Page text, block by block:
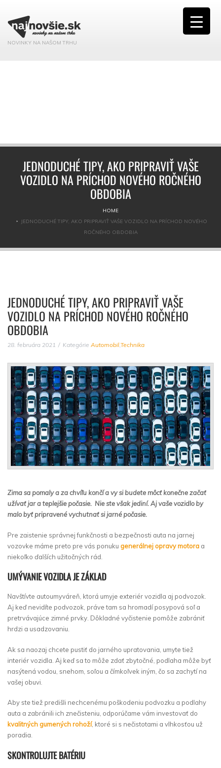
NOVINKY NA NAŠOM TRHU
JEDNODUCHÉ TIPY, AKO PRIPRAVIŤ VAŠE
VOZIDLO NA PRÍCHOD NOVÉHO ROČNÉHO
OBDOBIA
HOME
JEDNODUCHÉ TIPY, AKO PRIPRAVIŤ VAŠE VOZIDLO NA PRÍCHOD NOVÉHO
ROČNÉHO OBDOBIA
JEDNODUCHÉ TIPY, AKO PRIPRAVIŤ VAŠE
VOZIDLO NA PRÍCHOD NOVÉHO ROČNÉHO
OBDOBIA
28. februára 2021 Kategórie Automobil,Technika
Zima sa pomaly a za chvíľu končí a vy si budete môcť konečne začať
užívať jar a teplejšie počasie. Nie ste však jediní. Aj vaše vozidlo by
malo byť pripravené vychutnať si jarné počasie.
Pre zaistenie správnej funkčnosti a bezpečnosti auta na jarnej
vozovke máme preto pre vás ponuku generálnej opravy motora a
niekoľko ďalších užitočných rád.
UMÝVANIE VOZIDLA JE ZÁKLAD
Navštívte autoumyváreň, ktorá umyje exteriér vozidla aj podvozok.
Aj keď nevidíte podvozok, práve tam sa hromadí posypová soľ a
pretrvávajúce zimné prvky. Dôkladné vyčistenie pomôže zabrániť
hrdzi a usadzovaniu.
Ak sa naozaj chcete pustiť do jarného upratovania, umyte tiež
interiér vozidla. Aj keď sa to môže zdať zbytočné, podlaha môže byť
nasýtená vodou, snehom, soľou a čímkoľvek iným, čo sa zachytí na
vašej obuvi.
Aby ste tiež predišli nechcenému poškodeniu podvozku a podlahy
auta a zabránili ich znečisteniu, odporúčame vám investovať do
kvalitných gumených rohoží, ktoré si s nečistotami a vlhkosťou už
poradia.
SKONTROLUJTE BATÉRIU